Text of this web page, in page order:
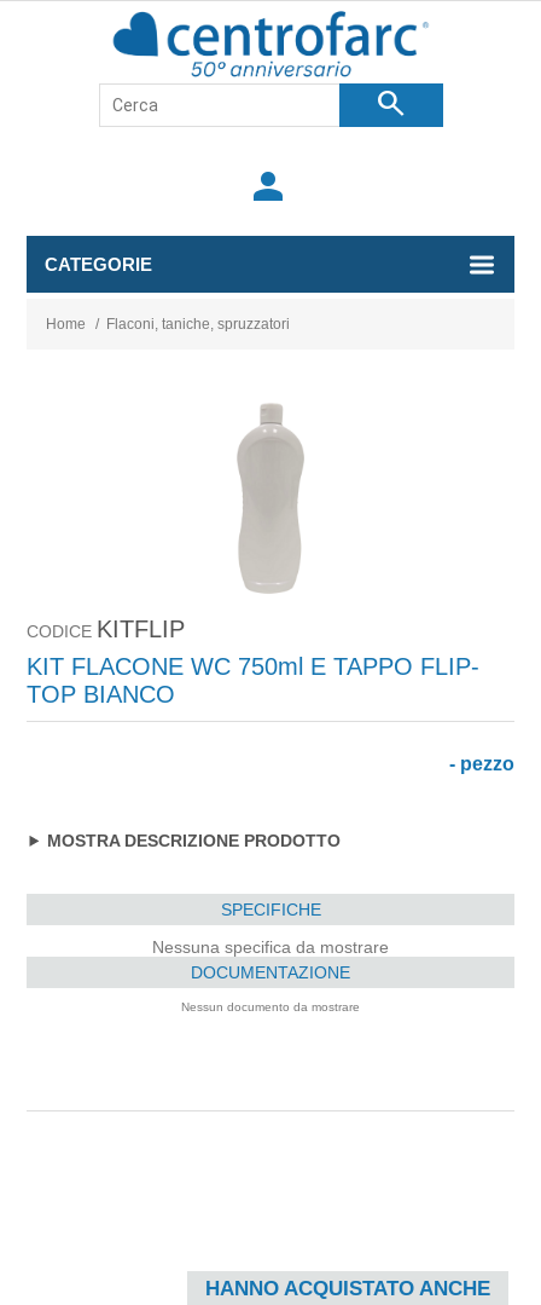
search
person
CATEGORIE
Home / Flaconi, taniche, spruzzatori
CODICE KITFLIP
KIT FLACONE WC 750ml E TAPPO FLIP-
TOP BIANCO
- pezzo
MOSTRA DESCRIZIONE PRODOTTO
SPECIFICHE
Nessuna specifica da mostrare
DOCUMENTAZIONE
Nessun documento da mostrare
HANNO ACQUISTATO ANCHE